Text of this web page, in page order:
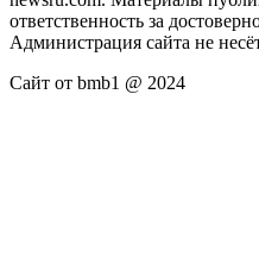
ответственность за
Администрация сайта не
Сайт от bmb1 @ 2024